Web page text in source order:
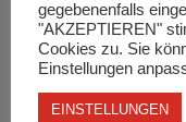
gegebenenfalls
"AKZEPTIEREN"
Cookies zu. Sie
Einstellungen
EINSTELLUNGEN